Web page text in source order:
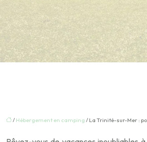
/ Hébergement en camping / La Trinité-sur-Mer :